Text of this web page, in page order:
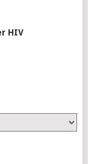
HIV